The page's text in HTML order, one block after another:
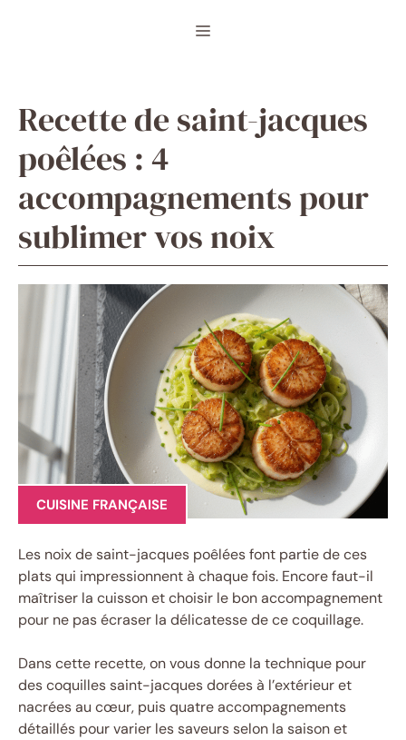
Menu
Recette de saint-jacques
poêlées : 4
accompagnements pour
sublimer vos noix
CUISINE FRANÇAISE
Les noix de saint-jacques poêlées font partie de ces
plats qui impressionnent à chaque fois. Encore faut-il
maîtriser la cuisson et choisir le bon accompagnement
pour ne pas écraser la délicatesse de ce coquillage.
Dans cette recette, on vous donne la technique pour
des coquilles saint-jacques dorées à l’extérieur et
nacrées au cœur, puis quatre accompagnements
détaillés pour varier les saveurs selon la saison et